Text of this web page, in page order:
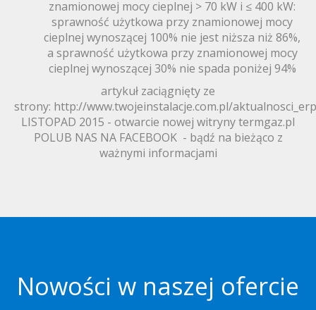
znamionowej mocy cieplnej > 70 kW i ≤ 400 kW:
sprawność użytkowa przy znamionowej mocy
cieplnej wynoszącej 100% nie jest niższa niż 86%,
a sprawność użytkowa przy znamionowej mocy
cieplnej wynoszącej 30% nie spada poniżej 94%
artykuł zaciągnięty ze
strony: http://www.twojeinstalacje.com.pl/
LISTOPAD 2015 - otwarcie nowej witryny termgaz.pl
POLUB NAS NA FACEBOOK - bądź na bieżąco z
ważnymi informacjami
Nowości w naszej ofercie